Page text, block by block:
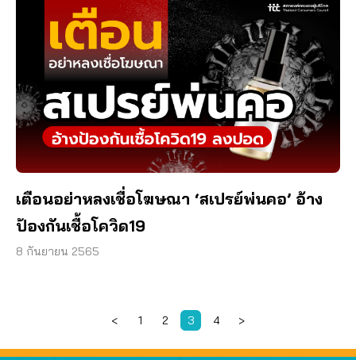
เตือนอย่าหลงเชื่อโฆษณา ‘สเปรย์พ่นคอ’ อ้าง
ป้องกันเชื้อโควิด19
8 กันยายน 2565
< 1 2 3 4 >